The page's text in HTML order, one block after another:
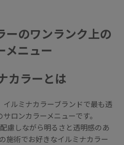
ーのワンランク上の
メニュー
カラーとは
ルミナカラーブランドで最も透
ロンカラーメニューです。
慮しながら明るさと透明感のあ
施術でお好きなイルミナカラー